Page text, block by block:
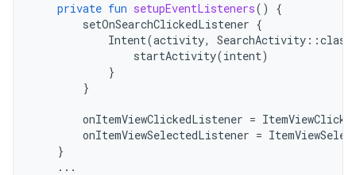
private fun setupEventListeners()
{
setOnSearchClickedListener {
Intent(activity, SearchActivity ::class
startActivity(intent)
}
}
onItemViewClickedListener =
onItemViewSelectedListener =
}
...